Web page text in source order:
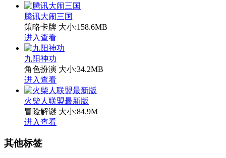
腾讯大闹三国
策略卡牌 大小:158.6MB
进入查看
九阳神功
角色扮演 大小:34.2MB
进入查看
火柴人联盟最新版
冒险解谜 大小:84.9M
进入查看
其他标签